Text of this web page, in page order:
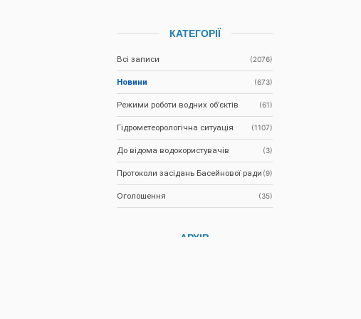
КАТЕГОРІЇ
Всі записи (2076)
Новини (673)
Режими роботи водних об’єктів (61)
Гідрометеорологічна ситуація (1107)
До відома водокористувачів (3)
Протоколи засідань Басейнової ради (9)
Оголошення (35)
АРХІВ